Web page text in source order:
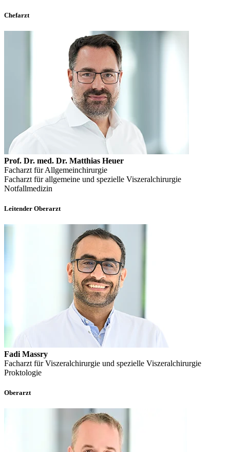
Chefarzt
Prof. Dr. med. Dr. Matthias Heuer
Facharzt für Allgemeinchirurgie
Facharzt für allgemeine und spezielle Viszeralchirurgie
Notfallmedizin
Leitender Oberarzt
Fadi Massry
Facharzt für Viszeralchirurgie und spezielle Viszeralchirurgie
Proktologie
Oberarzt